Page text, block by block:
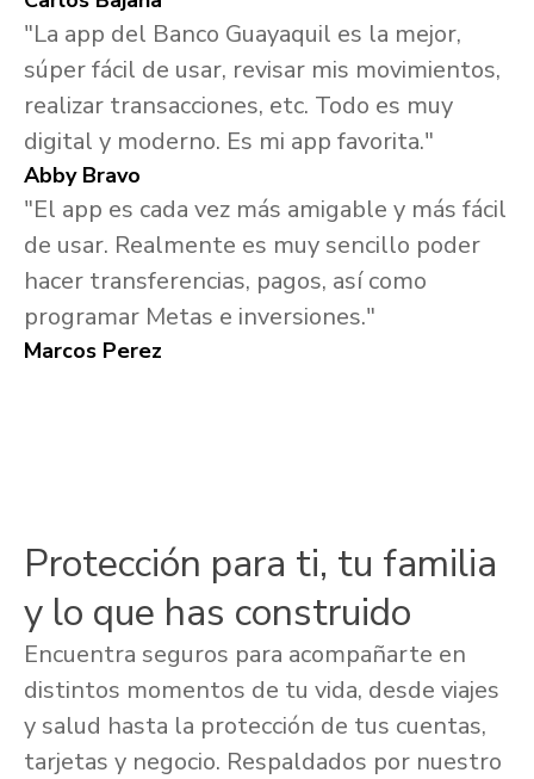
"La app del Banco Guayaquil es la mejor,
súper fácil de usar, revisar mis movimientos,
realizar transacciones, etc. Todo es muy
digital y moderno. Es mi app favorita."
Abby Bravo
"El app es cada vez más amigable y más fácil
de usar. Realmente es muy sencillo poder
hacer transferencias, pagos, así como
programar Metas e inversiones."
Marcos Perez
Protección para ti, tu familia
y lo que has construido
Encuentra seguros para acompañarte en
distintos momentos de tu vida, desde viajes
y salud hasta la protección de tus cuentas,
tarjetas y negocio. Respaldados por nuestro